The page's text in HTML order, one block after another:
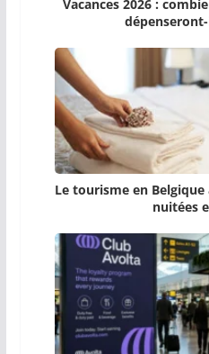
Vacances 2026 :
Le tourisme en
nuitées